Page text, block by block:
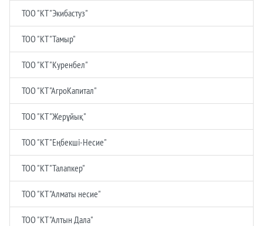
ТОО "КТ "Экибастуз"
ТОО "КТ "Тамыр"
ТОО "КТ "Куренбел"
ТОО "КТ "АгроКапитал"
ТОО "КТ "Жерұйық"
ТОО "КТ "Еңбекшi-Несие"
ТОО "КТ "Талапкер"
ТОО "КТ "Алматы несие"
ТОО "КТ "Алтын Дала"